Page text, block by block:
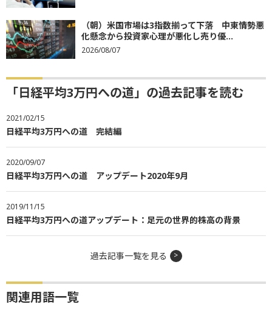
（朝）米国市場は3指数揃って下落 中東情勢悪
化懸念から投資家心理が悪化し売り優...
2026/08/07
「日経平均3万円への道」の過去記事を読む
2021/02/15
日経平均3万円への道 完結編
2020/09/07
日経平均3万円への道 アップデート2020年9月
2019/11/15
日経平均3万円への道アップデート：足元の世界的株高の背景
過去記事一覧を見る
関連用語一覧